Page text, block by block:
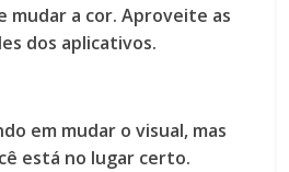
mudar a cor. Aproveite as
dos aplicativos.
em mudar o visual, mas
está no lugar certo.